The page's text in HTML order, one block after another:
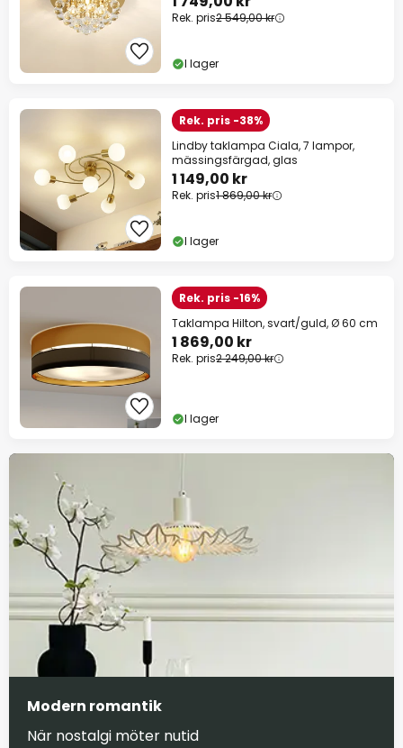
Rek. pris2 549,00 kr
I lager
Rek. pris -38%
Lindby taklampa Ciala, 7 lampor,
mässingsfärgad, glas
1 149,00 kr
Rek. pris1 869,00 kr
I lager
Rek. pris -16%
Taklampa Hilton, svart/guld, Ø 60 cm
1 869,00 kr
Rek. pris2 249,00 kr
I lager
Modern romantik
När nostalgi möter nutid